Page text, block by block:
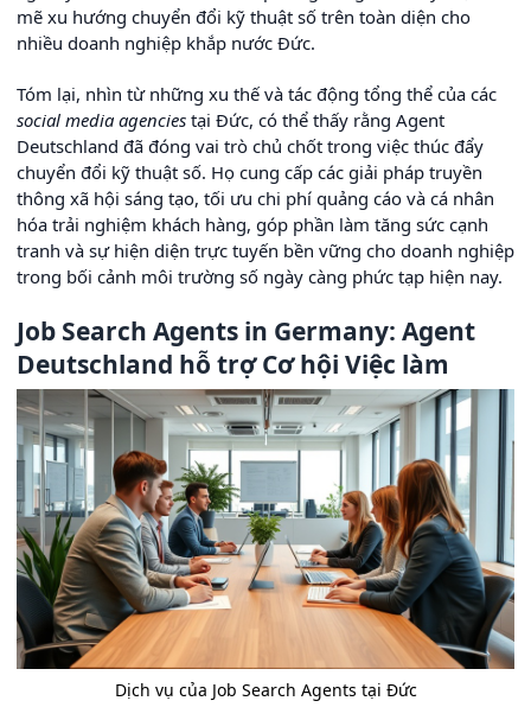
mẽ xu hướng chuyển đổi kỹ thuật số trên toàn diện cho
nhiều doanh nghiệp khắp nước Đức.
Tóm lại, nhìn từ những xu thế và tác động tổng thể của các
social media agencies tại Đức, có thể thấy rằng Agent
Deutschland đã đóng vai trò chủ chốt trong việc thúc đẩy
chuyển đổi kỹ thuật số. Họ cung cấp các giải pháp truyền
thông xã hội sáng tạo, tối ưu chi phí quảng cáo và cá nhân
hóa trải nghiệm khách hàng, góp phần làm tăng sức cạnh
tranh và sự hiện diện trực tuyến bền vững cho doanh nghiệp
trong bối cảnh môi trường số ngày càng phức tạp hiện nay.
Job Search Agents in Germany: Agent
Deutschland hỗ trợ Cơ hội Việc làm
Dịch vụ của Job Search Agents tại Đức